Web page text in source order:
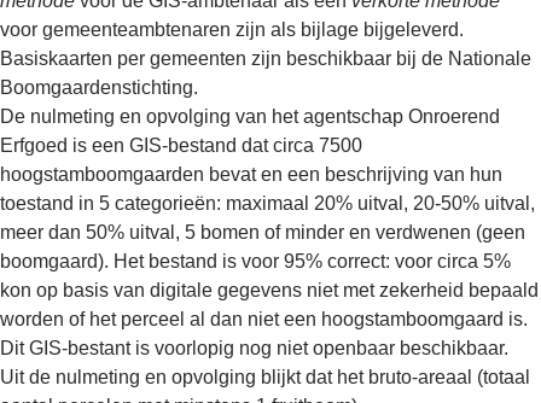
voor gemeenteambtenaren zijn als bijlage bijgeleverd.
Basiskaarten per gemeenten zijn beschikbaar bij de Nationale
Boomgaardenstichting.
De nulmeting en opvolging van het agentschap Onroerend
Erfgoed is een GIS-bestand dat circa 7500
hoogstamboomgaarden bevat en een beschrijving van hun
toestand in 5 categorieën: maximaal 20% uitval, 20-50% uitval,
meer dan 50% uitval, 5 bomen of minder en verdwenen (geen
boomgaard). Het bestand is voor 95% correct: voor circa 5%
kon op basis van digitale gegevens niet met zekerheid bepaald
worden of het perceel al dan niet een hoogstamboomgaard is.
Dit GIS-bestant is voorlopig nog niet openbaar beschikbaar.
Uit de nulmeting en opvolging blijkt dat het bruto-areaal (totaal